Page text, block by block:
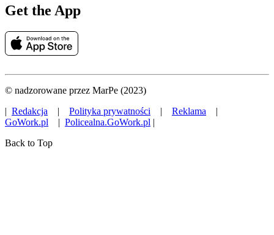
Get the App
© nadzorowane przez MarPe (2023)
| Redakcja | Polityka prywatności | Reklama |
GoWork.pl | Policealna.GoWork.pl |
Back to Top